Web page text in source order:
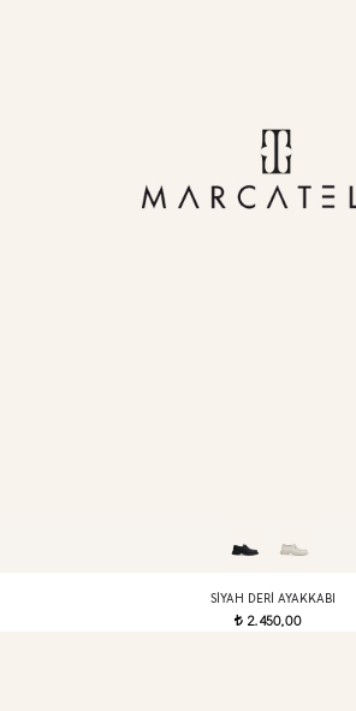
SIYAH DERI AYAKKABI
t 2.450,00